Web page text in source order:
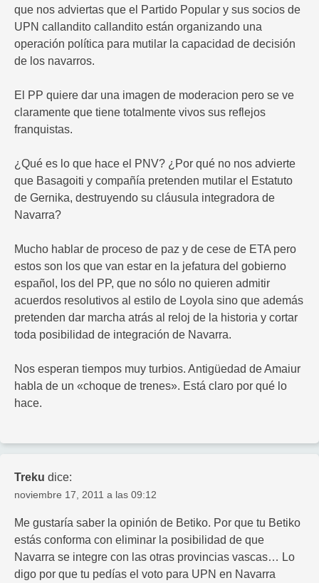
que nos adviertas que el Partido Popular y sus socios de
UPN callandito callandito están organizando una
operación política para mutilar la capacidad de decisión
de los navarros.
El PP quiere dar una imagen de moderacion pero se ve
claramente que tiene totalmente vivos sus reflejos
franquistas.
¿Qué es lo que hace el PNV? ¿Por qué no nos advierte
que Basagoiti y compañía pretenden mutilar el Estatuto
de Gernika, destruyendo su cláusula integradora de
Navarra?
Mucho hablar de proceso de paz y de cese de ETA pero
estos son los que van estar en la jefatura del gobierno
español, los del PP, que no sólo no quieren admitir
acuerdos resolutivos al estilo de Loyola sino que además
pretenden dar marcha atrás al reloj de la historia y cortar
toda posibilidad de integración de Navarra.
Nos esperan tiempos muy turbios. Antigüedad de Amaiur
habla de un «choque de trenes». Está claro por qué lo
hace.
Treku dice:
noviembre 17, 2011 a las 09:12
Me gustaría saber la opinión de Betiko. Por que tu Betiko
estás conforma con eliminar la posibilidad de que
Navarra se integre con las otras provincias vascas… Lo
digo por que tu pedías el voto para UPN en Navarra